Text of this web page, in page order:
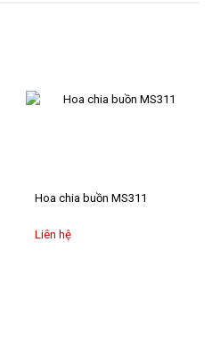
Hoa chia buồn MS311
Liên hệ